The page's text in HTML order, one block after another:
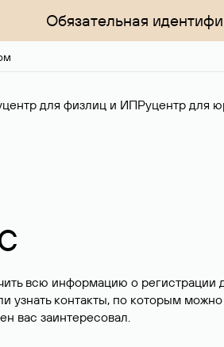
Обязательная
для физлиц и ИПРуцентр для
всю информацию о регистрации
узнать контакты, по которым можно
вас заинтересовал.